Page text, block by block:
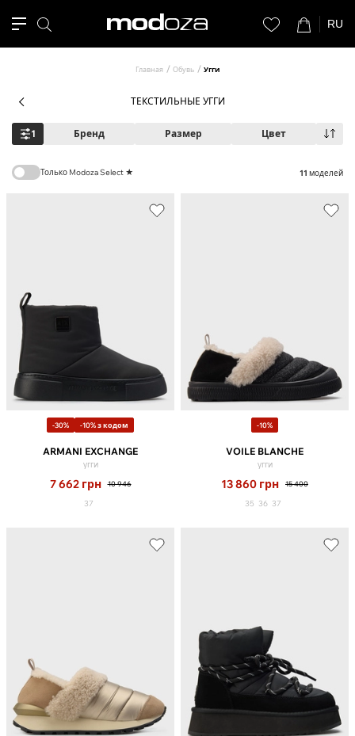
RU
Главная Обувь Угги
ТЕКСТИЛЬНЫЕ УГГИ
1 Бренд Размер Цвет
Только Modoza Select ★ 11 моделей
-30% -10% з кодом
ARMANI EXCHANGE
угги
7 662 грн 10 946
37
-10%
VOILE BLANCHE
угги
13 860 грн 15 400
35 36 37